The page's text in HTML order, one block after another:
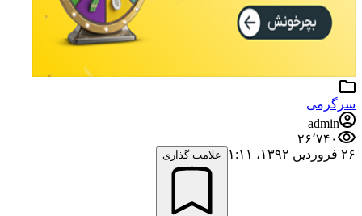
سرگرمی
admin
۲۶٬۷۴۰
۲۶ فروردین ۱۳۹۲،‏ ۱:۱۱
علامت گذاری